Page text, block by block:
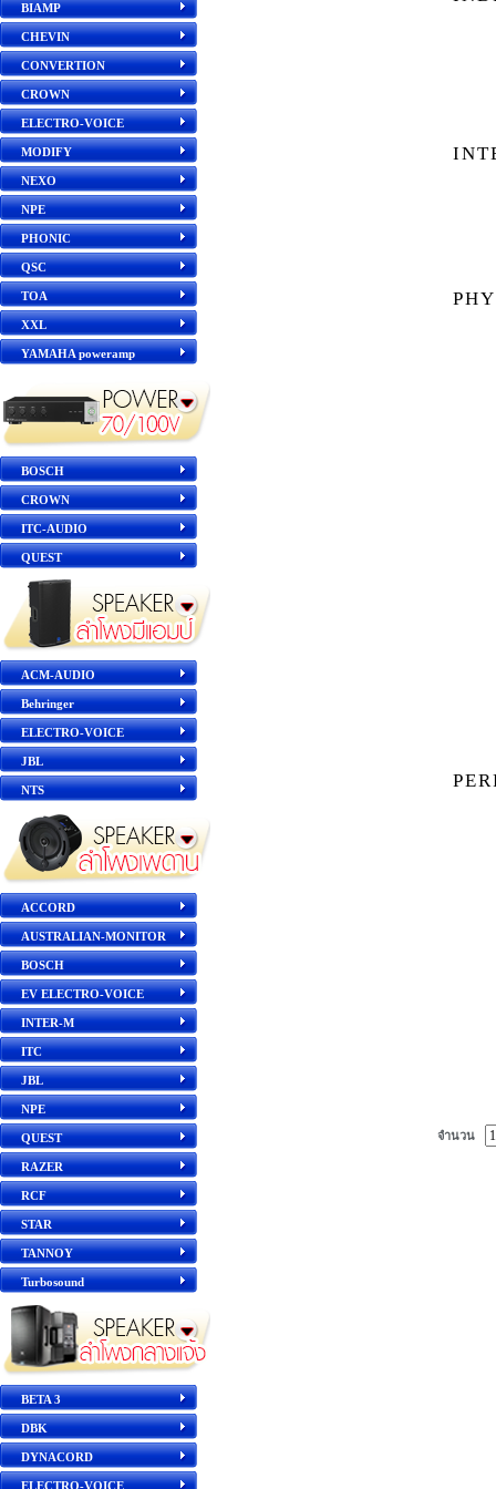
BIAMP
CHEVIN
CONVERTION
CROWN
ELECTRO-VOICE
MODIFY
NEXO
NPE
PHONIC
QSC
TOA
XXL
YAMAHA poweramp
BOSCH
CROWN
ITC-AUDIO
QUEST
ACM-AUDIO
Behringer
ELECTRO-VOICE
JBL
NTS
ACCORD
AUSTRALIAN-MONITOR
BOSCH
EV ELECTRO-VOICE
INTER-M
ITC
JBL
NPE
QUEST
RAZER
RCF
STAR
TANNOY
Turbosound
BETA 3
DBK
DYNACORD
ELECTRO-VOICE
จำนวน